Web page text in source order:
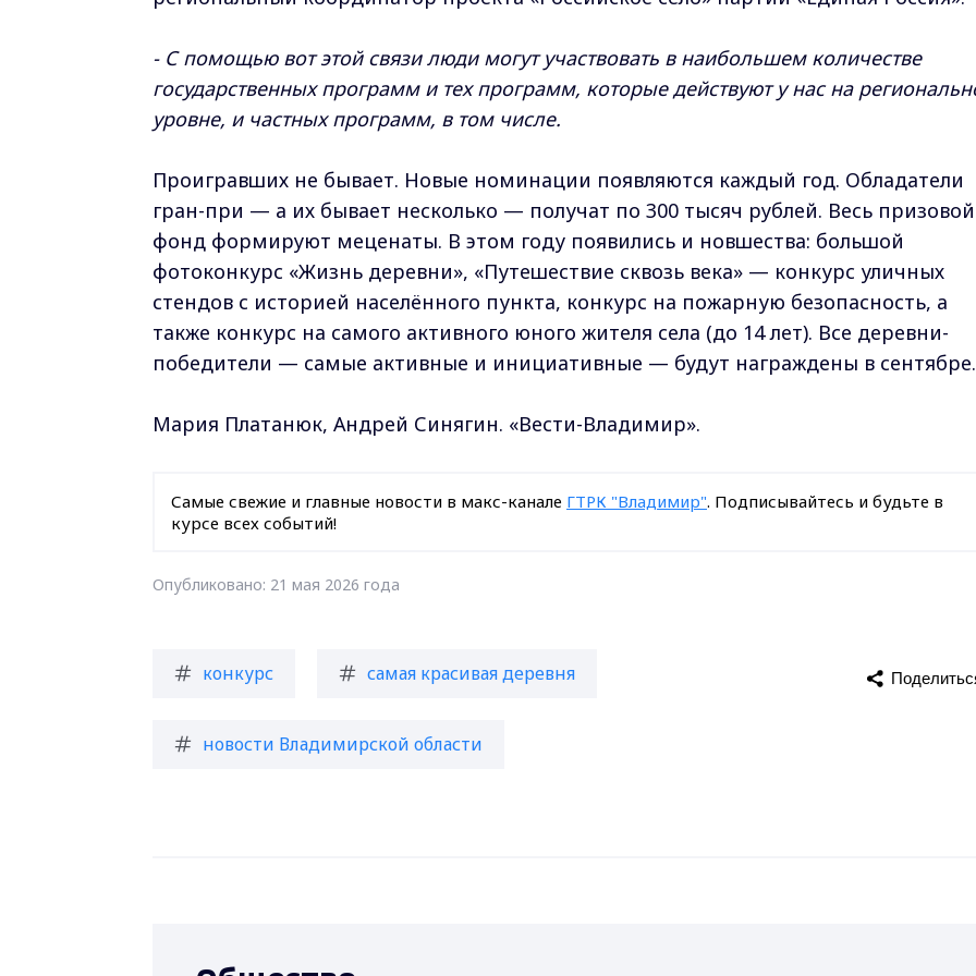
- С помощью вот этой связи люди могут участвовать в наибольшем количестве
государственных программ и тех программ, которые действуют у нас на
уровне, и частных программ, в том числе.
Проигравших не бывает. Новые номинации появляются каждый год. Обладатели
гран-при — а их бывает несколько — получат по 300 тысяч рублей. Весь призовой
фонд формируют меценаты. В этом году появились и новшества: большой
фотоконкурс «Жизнь деревни», «Путешествие сквозь века» — конкурс уличных
стендов с историей населённого пункта, конкурс на пожарную безопасность, а
также конкурс на самого активного юного жителя села (до 14 лет). Все деревни-
победители — самые активные и инициативные — будут награждены в сентябре.
Мария Платанюк, Андрей Синягин. «Вести-Владимир».
Самые свежие и главные новости в макс-канале ГТРК "Владимир". Подписывайтесь и будьте в
курсе всех событий!
Опубликовано: 21 мая 2026 года
конкурс самая красивая деревня
новости Владимирской области